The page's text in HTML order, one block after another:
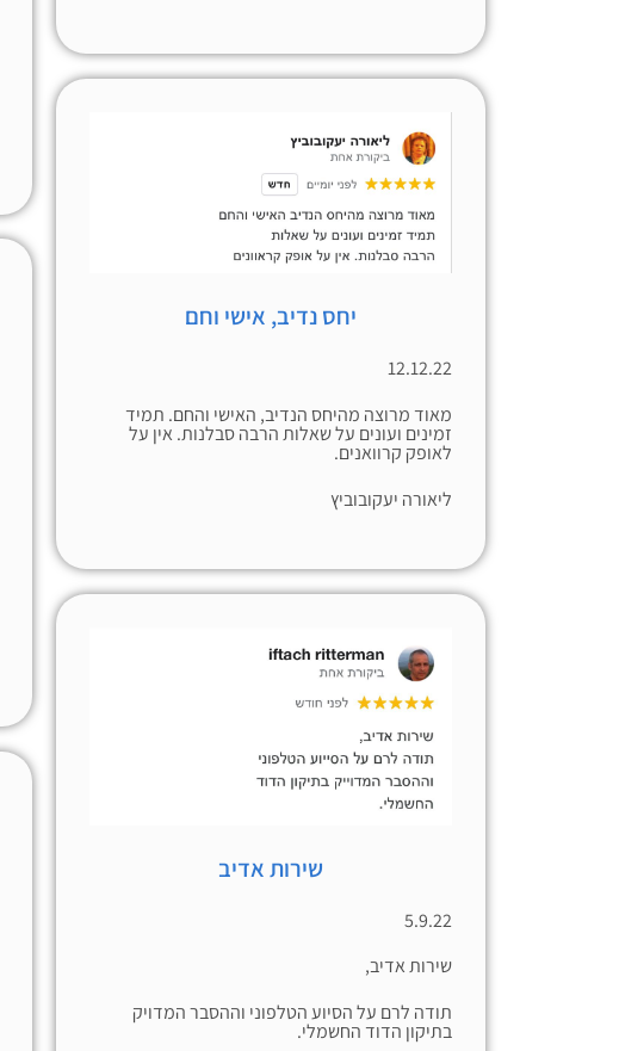
יחס נדיב, אישי וחם
12.12.22
מאוד מרוצה מהיחס הנדיב, האישי והחם. תמיד
זמינים ועונים על שאלות הרבה סבלנות. אין על
לאופק קרוואנים.
ליאורה יעקובוביץ
שירות אדיב
5.9.22
שירות אדיב,
תודה לרם על הסיוע הטלפוני וההסבר המדויק
בתיקון הדוד החשמלי.